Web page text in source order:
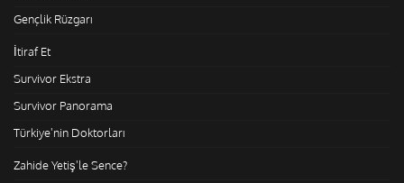
Gençlik Rüzgarı
İtiraf Et
Survivor Ekstra
Survivor Panorama
Türkiye'nin Doktorları
Zahide Yetiş'le Sence?